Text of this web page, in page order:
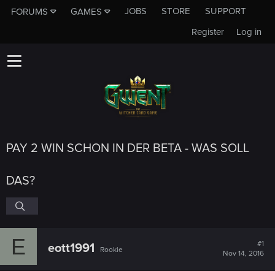
FORUMS GAMES JOBS STORE
SUPPORT
Log in
Register
PAY 2 WIN SCHON IN DER BETA - WAS SOLL
DAS?
E eott1991 Rookie
#1
Nov 14, 2016